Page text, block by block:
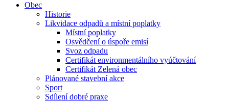
Obec
Historie
Likvidace odpadů a místní poplatky
Místní poplatky
Osvědčení o úspoře emisí
Svoz odpadu
Certifikát environmentálního vyúčtování
Certifikát Zelená obec
Plánované stavební akce
Sport
Sdílení dobré praxe